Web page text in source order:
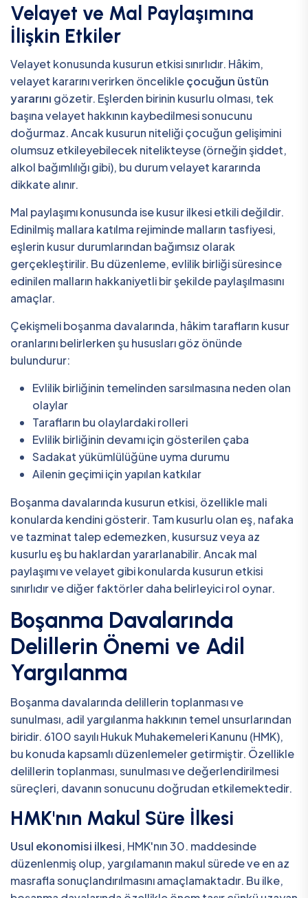
Velayet ve Mal Paylaşımına
İlişkin Etkiler
Velayet konusunda kusurun etkisi sınırlıdır. Hâkim,
velayet kararını verirken öncelikleçocuğun üstün
yararını gözetir. Eşlerden birinin kusurlu olması, tek
başına velayet hakkının kaybedilmesi sonucunu
doğurmaz. Ancak kusurun niteliği çocuğun gelişimini
olumsuz etkileyebilecek nitelikteyse (örneğin şiddet,
alkol bağımlılığı gibi), bu durum velayet kararında
dikkate alınır.
Mal paylaşımı konusunda ise kusur ilkesi etkili değildir.
Edinilmiş mallara katılma rejiminde malların tasfiyesi,
eşlerin kusur durumlarından bağımsız olarak
gerçekleştirilir. Bu düzenleme, evlilik birliği süresince
edinilen malların hakkaniyetli bir şekilde paylaşılmasını
amaçlar.
Çekişmeli boşanma davalarında, hâkim tarafların kusur
oranlarını belirlerken şu hususları göz önünde
bulundurur:
Evlilik birliğinin temelinden sarsılmasına neden olan
olaylar
Tarafların bu olaylardaki rolleri
Evlilik birliğinin devamı için gösterilen çaba
Sadakat yükümlülüğüne uyma durumu
Ailenin geçimi için yapılan katkılar
Boşanma davalarında kusurun etkisi, özellikle mali
konularda kendini gösterir. Tam kusurlu olan eş, nafaka
ve tazminat talep edemezken, kusursuz veya az
kusurlu eş bu haklardan yararlanabilir. Ancak mal
paylaşımı ve velayet gibi konularda kusurun etkisi
sınırlıdır ve diğer faktörler daha belirleyici rol oynar.
Boşanma Davalarında
Delillerin Önemi ve Adil
Yargılanma
Boşanma davalarında delillerin toplanması ve
sunulması, adil yargılanma hakkının temel unsurlarından
biridir. 6100 sayılı Hukuk Muhakemeleri Kanunu (HMK),
bu konuda kapsamlı düzenlemeler getirmiştir. Özellikle
delillerin toplanması, sunulması ve değerlendirilmesi
süreçleri, davanın sonucunu doğrudan etkilemektedir.
HMK'nın Makul Süre İlkesi
Usul ekonomisi ilkesi, HMK'nın 30. maddesinde
düzenlenmiş olup, yargılamanın makul sürede ve en az
masrafla sonuçlandırılmasını amaçlamaktadır. Bu ilke,